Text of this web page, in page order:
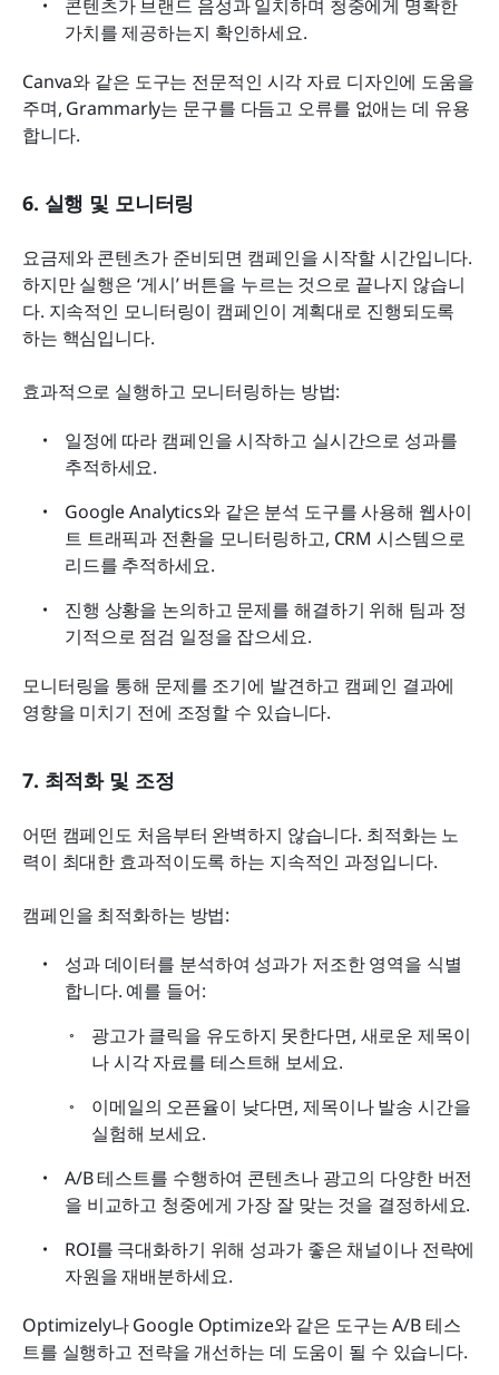
콘텐츠가 브랜드 음성과 일치하며 청중에게 명확한
가치를 제공하는지 확인하세요.
Canva와 같은 도구는 전문적인 시각 자료 디자인에 도움을
주며, Grammarly는 문구를 다듬고 오류를 없애는 데 유용
합니다.
6. 실행 및 모니터링
요금제와 콘텐츠가 준비되면 캠페인을 시작할 시간입니다.
하지만 실행은 ‘게시’ 버튼을 누르는 것으로 끝나지 않습니
다. 지속적인 모니터링이 캠페인이 계획대로 진행되도록
하는 핵심입니다.
효과적으로 실행하고 모니터링하는 방법:
일정에 따라 캠페인을 시작하고 실시간으로 성과를
추적하세요.
Google Analytics와 같은 분석 도구를 사용해 웹사이
트 트래픽과 전환을 모니터링하고, CRM 시스템으로
리드를 추적하세요.
진행 상황을 논의하고 문제를 해결하기 위해 팀과 정
기적으로 점검 일정을 잡으세요.
모니터링을 통해 문제를 조기에 발견하고 캠페인 결과에
영향을 미치기 전에 조정할 수 있습니다.
7. 최적화 및 조정
어떤 캠페인도 처음부터 완벽하지 않습니다. 최적화는 노
력이 최대한 효과적이도록 하는 지속적인 과정입니다.
캠페인을 최적화하는 방법:
성과 데이터를 분석하여 성과가 저조한 영역을 식별
합니다. 예를 들어:
광고가 클릭을 유도하지 못한다면, 새로운 제목이
나 시각 자료를 테스트해 보세요.
이메일의 오픈율이 낮다면, 제목이나 발송 시간을
실험해 보세요.
A/B 테스트를 수행하여 콘텐츠나 광고의 다양한 버전
을 비교하고 청중에게 가장 잘 맞는 것을 결정하세요.
ROI를 극대화하기 위해 성과가 좋은 채널이나 전략에
자원을 재배분하세요.
Optimizely나 Google Optimize와 같은 도구는 A/B 테스
트를 실행하고 전략을 개선하는 데 도움이 될 수 있습니다.